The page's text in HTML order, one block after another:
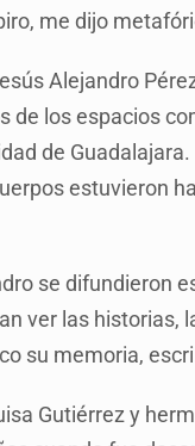
me dijo
Alejandro
de los espacios
de
estuvieron
se difundieron
ver las
su memoria,
Gutiérrez y